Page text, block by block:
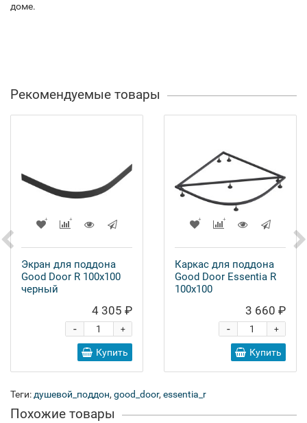
доме.
Рекомендуемые товары
Экран для поддона
Good Door R 100x100
черный
4 305 ₽
+
-
Купить
Каркас для поддона
Good Door Essentia R
100x100
3 660 ₽
+
-
Купить
Теги: душевой_поддон, good_door, essentia_r
Похожие товары